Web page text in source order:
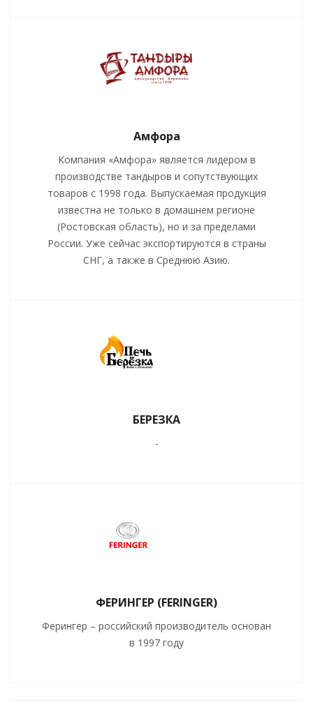
Амфора
Компания «Амфора» является лидером в
производстве тандыров и сопутствующих
товаров с 1998 года. Выпускаемая продукция
известна не только в домашнем регионе
(Ростовская область), но и за пределами
России. Уже сейчас экспортируются в страны
СНГ, а также в Среднюю Азию.
БЕРЕЗКА
-
ФЕРИНГЕР (FERINGER)
Ферингер – российский производитель основан
в 1997 году